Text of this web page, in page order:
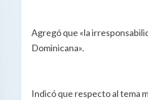
Agregó que «la
Dominicana».
Indicó que respecto al tema